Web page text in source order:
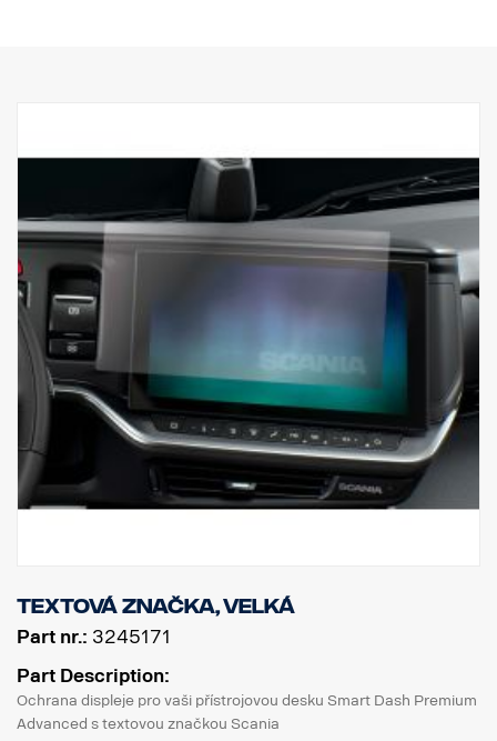
Textová značka, velká
Part nr.: 3245171
Part Description:
Ochrana displeje pro vaši přístrojovou desku Smart Dash Premium
Advanced s textovou značkou Scania